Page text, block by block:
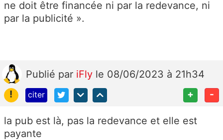
ne doit être financée ni par la redevance, ni
par la publicité ».
Publié par iFly le 08/06/2023 à 21h34
!
citer + -
la pub est là, pas la redevance et elle est
payante